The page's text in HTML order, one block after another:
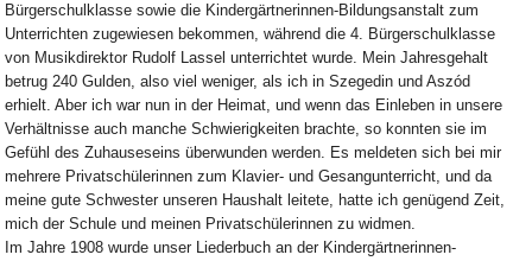
Bürgerschulklasse sowie die Kindergärtnerinnen-Bildungsanstalt zum
Unterrichten zugewiesen bekommen, während die 4. Bürgerschulklasse
von Musikdirektor Rudolf Lassel unterrichtet wurde. Mein Jahresgehalt
betrug 240 Gulden, also viel weniger, als ich in Szegedin und Aszód
erhielt. Aber ich war nun in der Heimat, und wenn das Einleben in unsere
Verhältnisse auch manche Schwierigkeiten brachte, so konnten sie im
Gefühl des Zuhauseseins überwunden werden. Es meldeten sich bei mir
mehrere Privatschülerinnen zum Klavier- und Gesangunterricht, und da
meine gute Schwester unseren Haushalt leitete, hatte ich genügend Zeit,
mich der Schule und meinen Privatschülerinnen zu widmen.
Im Jahre 1908 wurde unser Liederbuch an der Kindergärtnerinnen-